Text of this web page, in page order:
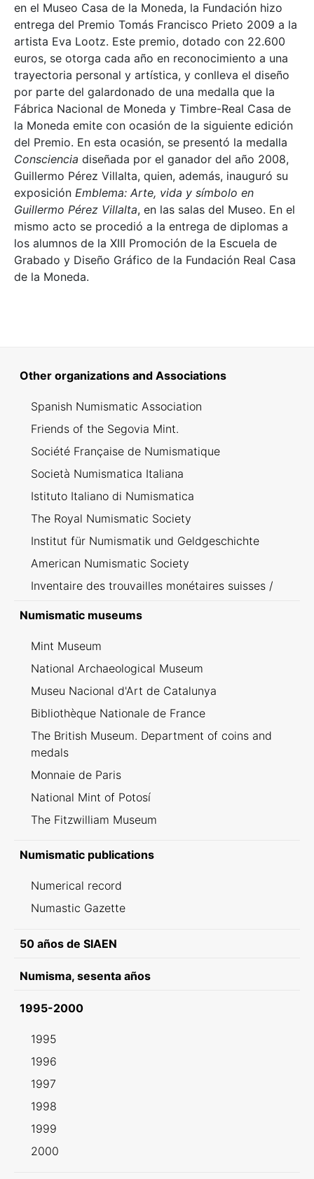
en el Museo Casa de la Moneda, la Fundación hizo
entrega del Premio Tomás Francisco Prieto 2009 a la
artista Eva Lootz. Este premio, dotado con 22.600
euros, se otorga cada año en reconocimiento a una
trayectoria personal y artística, y conlleva el diseño
por parte del galardonado de una medalla que la
Fábrica Nacional de Moneda y Timbre-Real Casa de
la Moneda emite con ocasión de la siguiente edición
del Premio. En esta ocasión, se presentó la medalla
Consciencia diseñada por el ganador del año 2008,
Guillermo Pérez Villalta, quien, además, inauguró su
exposición Emblema: Arte, vida y símbolo en
Guillermo Pérez Villalta, en las salas del Museo. En el
mismo acto se procedió a la entrega de diplomas a
los alumnos de la XIII Promoción de la Escuela de
Grabado y Diseño Gráfico de la Fundación Real Casa
de la Moneda.
Other organizations and Associations
Spanish Numismatic Association
Friends of the Segovia Mint.
Société Française de Numismatique
Società Numismatica Italiana
Istituto Italiano di Numismatica
The Royal Numismatic Society
Institut für Numismatik und Geldgeschichte
American Numismatic Society
Inventaire des trouvailles monétaires suisses /
Numismatic museums
Mint Museum
National Archaeological Museum
Museu Nacional d'Art de Catalunya
Bibliothèque Nationale de France
The British Museum. Department of coins and
medals
Monnaie de Paris
National Mint of Potosí
The Fitzwilliam Museum
Numismatic publications
Numerical record
Numastic Gazette
50 años de SIAEN
Numisma, sesenta años
1995-2000
1995
1996
1997
1998
1999
2000